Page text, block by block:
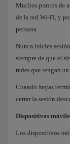
Muchos puntos de
de la red Wi-Fi, y
persona.
Nunca inicies
siempre de que el
redes que tengan
Cuando hayas
cerrar la sesión
Dispositivos
Los dispositivos